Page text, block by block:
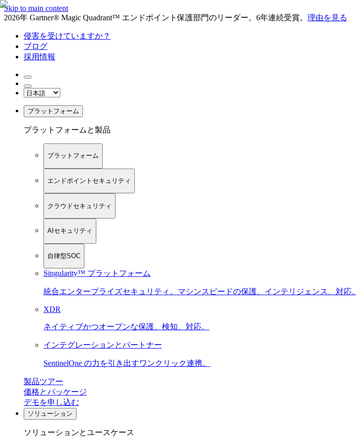
Skip to main content
2026年 Gartner® Magic Quadrant™ エンドポイント保護部門のリーダー。6年連続受賞。 理由を見る
侵害を受けていますか？
ブログ
採用情報
プラットフォーム
プラットフォームと製品
プラットフォーム
エンドポイントセキュリティ
クラウドセキュリティ
AIセキュリティ
自律型SOC
Singularity™ プラットフォーム
統合エンタープライズセキュリティ。マシンスピードの保護、インテリジェンス、対応。
XDR
ネイティブかつオープンな保護、検知、対応。
インテグレーションとパートナー
SentinelOne の力を引き出すワンクリック連携。
製品ツアー
価格とパッケージ
デモを申し込む
ソリューション
ソリューションとユースケース